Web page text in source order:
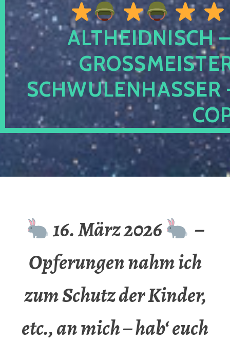
ALTHEIDNISCH
CHWULENHASSER
16. März 2026
–
Opferungen nahm ich
zum Schutz der Kinder,
etc., an mich – hab‘ euch